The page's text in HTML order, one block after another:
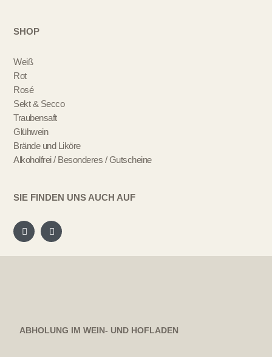
SHOP
Weiß
Rot
Rosé
Sekt & Secco
Traubensaft
Glühwein
Brände und Liköre
Alkoholfrei / Besonderes / Gutscheine
SIE FINDEN UNS AUCH AUF
ABHOLUNG IM WEIN- UND HOFLADEN